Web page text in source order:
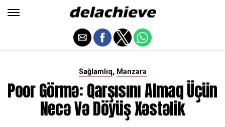
Sağlamlıq, Mənzərə
Poor Görmə: Qarşısını Almaq Üçün
Necə Və Döyüş Xəstəlik